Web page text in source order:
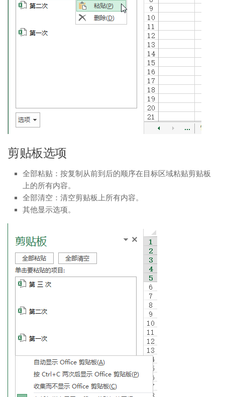
剪贴板选项
全部粘贴：按复制从前到后的顺序在目标区域粘贴剪贴板
上的所有内容。
全部清空：清空剪贴板上所有内容。
其他显示选项。